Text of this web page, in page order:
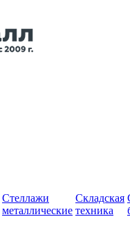
Стеллажи
металлические
Складская
техника